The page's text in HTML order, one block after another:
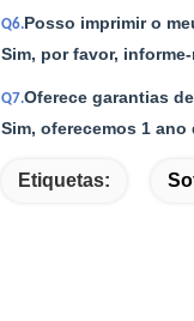
Q6.Posso imprimir o
Sim, por favor,
Q7.Oferece garantias
Sim, oferecemos 1
Etiquetas: